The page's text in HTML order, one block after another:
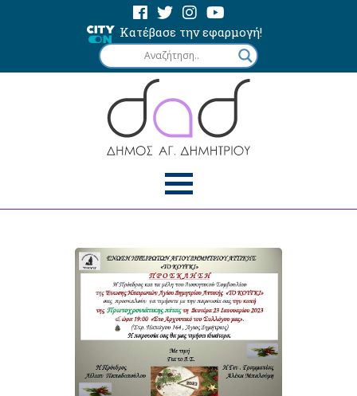
Κατέβασε την εφαρμογή!